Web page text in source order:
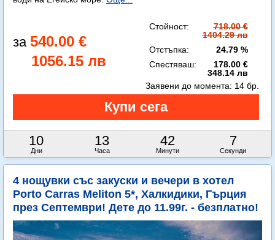
540.00 €
1056.15 лв
Стойност:
718.00 €
1404.29 лв
Отстъпка:
24.79 %
Спестяваш:
178.00 €
348.14 лв
10
Дни
13
Часа
42
Минути
5
Секунди
Заявени до момента: 14 бр.
4 нощувки със закуски и вечери в хотел
Porto Carras Meliton 5*, Халкидики, Гърция
през Септември! Дете до 11.99г. - безплатно!